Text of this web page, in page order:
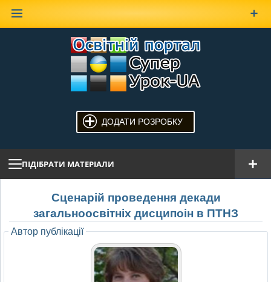
ДОДАТИ РОЗРОБКУ
ПІДІБРАТИ МАТЕРІАЛИ
Сценарій проведення декади
загальноосвітніх дисципоін в ПТНЗ
Автор публікації